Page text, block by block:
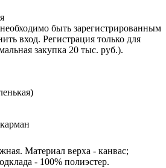
быть зарегистрированным
вход. Регистрация только для
закупка 20 тыс. руб.).
Материал верха - канвас;
- 100% полиэстер.